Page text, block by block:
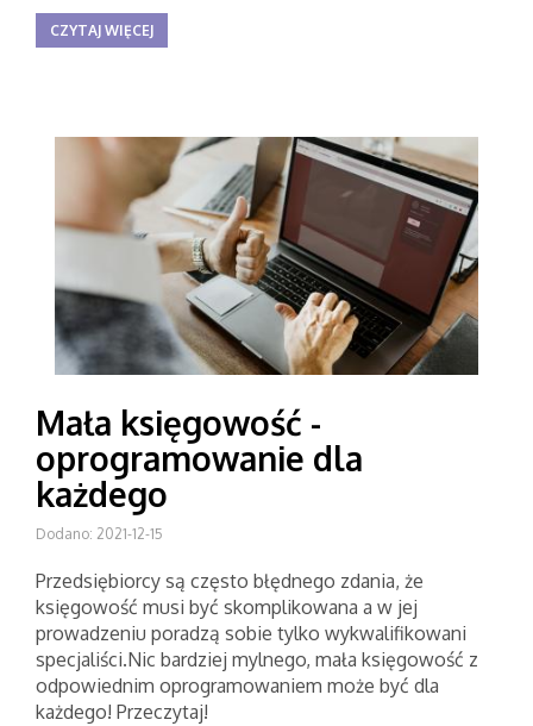
CZYTAJ WIĘCEJ
Mała księgowość -
oprogramowanie dla
każdego
Dodano: 2021-12-15
Przedsiębiorcy są często błędnego zdania, że
księgowość musi być skomplikowana a w jej
prowadzeniu poradzą sobie tylko wykwalifikowani
specjaliści.Nic bardziej mylnego, mała księgowość z
odpowiednim oprogramowaniem może być dla
każdego! Przeczytaj!